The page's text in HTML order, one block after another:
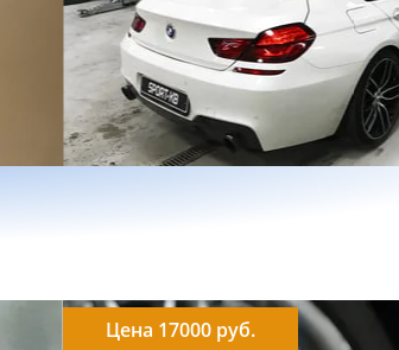
Цена 17000 руб.